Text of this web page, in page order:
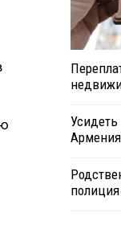
Усидеть
полиция